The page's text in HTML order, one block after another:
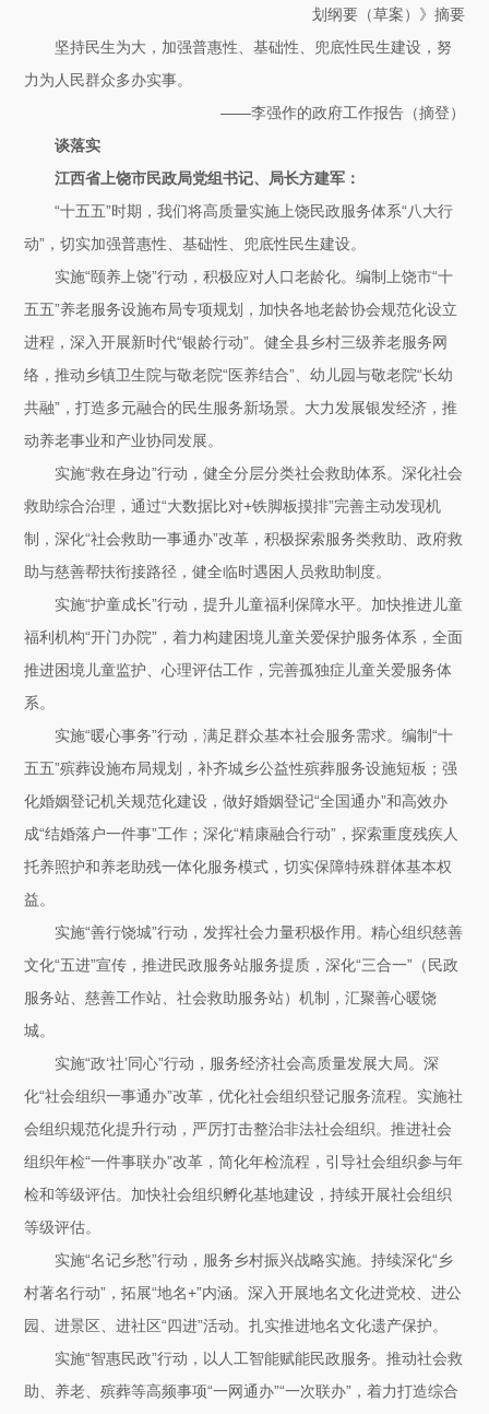
划纲要（草案）》摘要
坚持民生为大，加强普惠性、基础性、兜底性民生建设，努
力为人民群众多办实事。
——李强作的政府工作报告（摘登）
谈落实
江西省上饶市民政局党组书记、局长方建军：
“十五五”时期，我们将高质量实施上饶民政服务体系“八大行
动”，切实加强普惠性、基础性、兜底性民生建设。
实施“颐养上饶”行动，积极应对人口老龄化。编制上饶市“十
五五”养老服务设施布局专项规划，加快各地老龄协会规范化设立
进程，深入开展新时代“银龄行动”。健全县乡村三级养老服务网
络，推动乡镇卫生院与敬老院“医养结合”、幼儿园与敬老院“长幼
共融”，打造多元融合的民生服务新场景。大力发展银发经济，推
动养老事业和产业协同发展。
实施“救在身边”行动，健全分层分类社会救助体系。深化社会
救助综合治理，通过“大数据比对+铁脚板摸排”完善主动发现机
制，深化“社会救助一事通办”改革，积极探索服务类救助、政府救
助与慈善帮扶衔接路径，健全临时遇困人员救助制度。
实施“护童成长”行动，提升儿童福利保障水平。加快推进儿童
福利机构“开门办院”，着力构建困境儿童关爱保护服务体系，全面
推进困境儿童监护、心理评估工作，完善孤独症儿童关爱服务体
系。
实施“暖心事务”行动，满足群众基本社会服务需求。编制“十
五五”殡葬设施布局规划，补齐城乡公益性殡葬服务设施短板；强
化婚姻登记机关规范化建设，做好婚姻登记“全国通办”和高效办
成“结婚落户一件事”工作；深化“精康融合行动”，探索重度残疾人
托养照护和养老助残一体化服务模式，切实保障特殊群体基本权
益。
实施“善行饶城”行动，发挥社会力量积极作用。精心组织慈善
文化“五进”宣传，推进民政服务站服务提质，深化“三合一”（民政
服务站、慈善工作站、社会救助服务站）机制，汇聚善心暖饶
城。
实施“政‘社’同心”行动，服务经济社会高质量发展大局。深
化“社会组织一事通办”改革，优化社会组织登记服务流程。实施社
会组织规范化提升行动，严厉打击整治非法社会组织。推进社会
组织年检“一件事联办”改革，简化年检流程，引导社会组织参与年
检和等级评估。加快社会组织孵化基地建设，持续开展社会组织
等级评估。
实施“名记乡愁”行动，服务乡村振兴战略实施。持续深化“乡
村著名行动”，拓展“地名+”内涵。深入开展地名文化进党校、进公
园、进景区、进社区“四进”活动。扎实推进地名文化遗产保护。
实施“智惠民政”行动，以人工智能赋能民政服务。推动社会救
助、养老、殡葬等高频事项“一网通办”“一次联办”，着力打造综合